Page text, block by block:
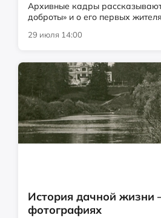
Архивные кадры
доброты» и о его первых
29 июля 14:00
История дачной жизни
фотографиях